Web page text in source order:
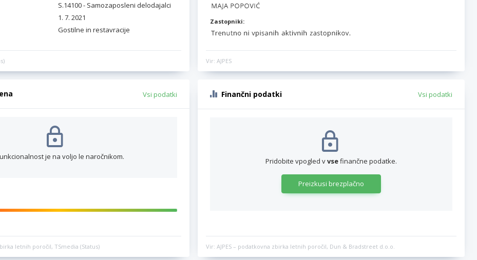
S.14100 - Samozaposleni delodajalci
1. 7. 2021
Gostilne in restavracije
Zastopniki:
Vir: AJPES
Vsi podatki
je na voljo le naročnikom.
letnih poročil, TSmedia (Status)
Finančni podatki Vsi podatki
Pridobite vpogled vvsefinančne podatke.
Preizkusi brezplačno
Vir: AJPES – podatkovna zbirka letnih poročil, Dun & Bradstreet d.o.o.